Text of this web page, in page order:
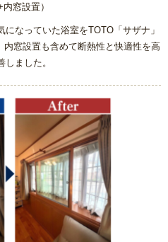
窓設置）
なっていた浴室をTOTO「サザナ」
内窓設置も含めて断熱性と快適性を高
ました。